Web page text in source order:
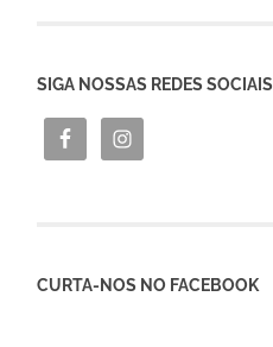
SIGA NOSSAS REDES SOCIAIS
CURTA-NOS NO FACEBOOK